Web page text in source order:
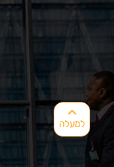
למעלה